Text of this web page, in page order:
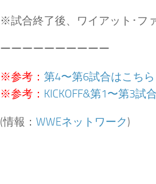
※試合終了後、ワイアット･フ
ーーーーーーーーーー
※参考： 第4〜第6試合はこちら
※参考： KICKOFF&第1〜第3試
(情報： WWEネットワーク)